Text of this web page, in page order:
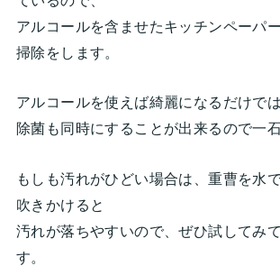
アルコールを含ませたキッチンペーパ
掃除をします。
アルコールを使えば綺麗になるだけでは
除菌も同時にすることが出来るので一
もしも汚れがひどい場合は、重曹を水
吹きかけると
汚れが落ちやすいので、ぜひ試してみ
す。